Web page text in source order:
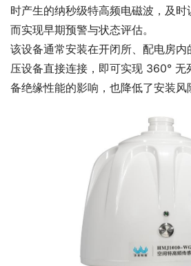
时产生的纳秒级特高频电磁波，及
而实现早期预警与状态评估。
该设备通常安装在开闭所、配电房
压设备直接连接，即可实现 360° 无
备绝缘性能的影响，也降低了安装风